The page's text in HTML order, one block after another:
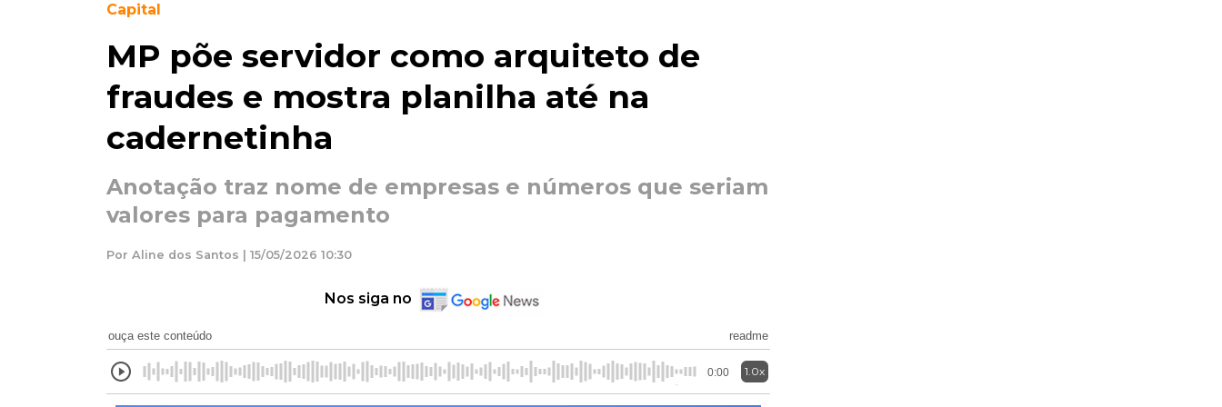
Capital
MP põe servidor como arquiteto de
fraudes e mostra planilha até na
cadernetinha
Anotação traz nome de empresas e números que seriam
valores para pagamento
Por Aline dos Santos | 15/05/2026 10:30
Nos siga no
ouça este conteúdo readme
0:00 1.0x